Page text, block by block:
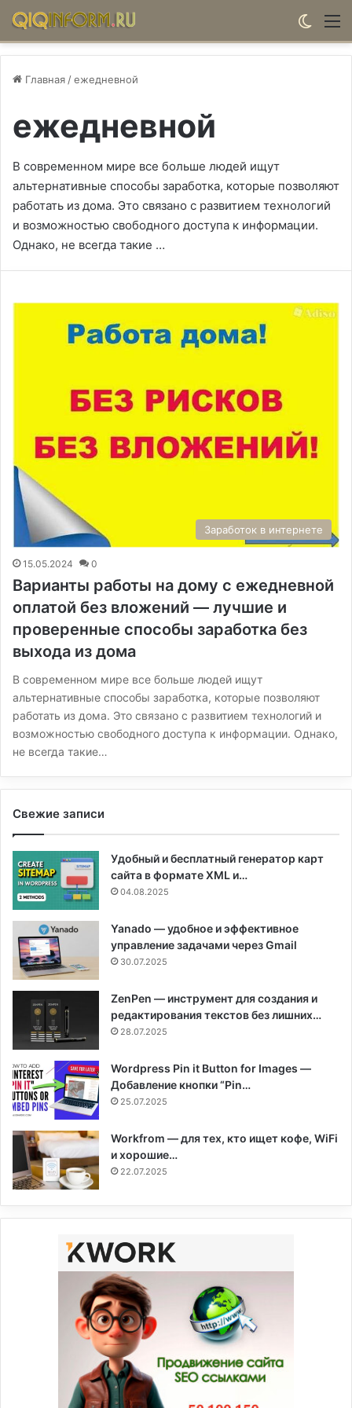
Главная /ежедневной
ежедневной
В современном мире все больше людей ищут
альтернативные способы заработка, которые позволяют
работать из дома. Это связано с развитием технологий
и возможностью свободного доступа к информации.
Однако, не всегда такие …
Заработок в интернете
15.05.2024 0
Варианты работы на дому с ежедневной
оплатой без вложений — лучшие и
проверенные способы заработка без
выхода из дома
В современном мире все больше людей ищут
альтернативные способы заработка, которые позволяют
работать из дома. Это связано с развитием технологий и
возможностью свободного доступа к информации. Однако,
не всегда такие…
Свежие записи
Удобный и бесплатный генератор карт
сайта в формате XML и…
04.08.2025
Yanado — удобное и эффективное
управление задачами через Gmail
30.07.2025
ZenPen — инструмент для создания и
редактирования текстов без лишних…
28.07.2025
Wordpress Pin it Button for Images —
Добавление кнопки “Pin…
25.07.2025
Workfrom — для тех, кто ищет кофе, WiFi
и хорошие…
22.07.2025